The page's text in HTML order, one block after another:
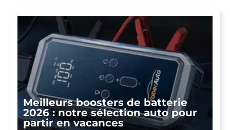
Meilleurs boosters de batterie
2026 : notre sélection auto pour
partir en vacances